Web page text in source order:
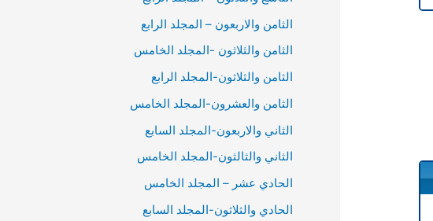
الثامن والاربعون – المجلد الرابع
الثامن والثلاثون -المجلد الخامس
الثامن والثلاثون-المجلد الرابع
الثامن والعشرون-المجلد الخامس
الثاني والاربعون-المجلد السابع
الثاني والثالثون-المجلد الخامس
الحادي عشر – المجلد الخامس
الحادي والثلاثون-المجلد السابع